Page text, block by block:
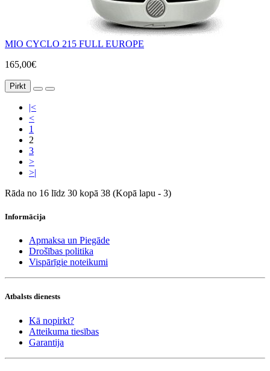
MIO CYCLO 215 FULL EUROPE
165,00€
Pirkt
|<
<
1
2
3
>
>|
Rāda no 16 līdz 30 kopā 38 (Kopā lapu - 3)
Informācija
Apmaksa un Piegāde
Drošības politika
Vispārīgie noteikumi
Atbalsts dienests
Kā nopirkt?
Atteikuma tiesības
Garantija